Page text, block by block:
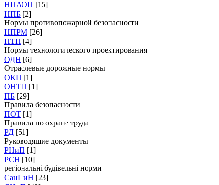
НПАОП [15]
НПБ [2]
Нормы противопожарной безопасности
НПРМ [26]
НТП [4]
Нормы технологического проектирования
ОДН [6]
Отраслевые дорожные нормы
ОКП [1]
ОНТП [1]
ПБ [29]
Правила безопасности
ПОТ [1]
Правила по охране труда
РД [51]
Руководящие документы
РНиП [1]
РСН [10]
регіональні будівельні норми
СанПиН [23]